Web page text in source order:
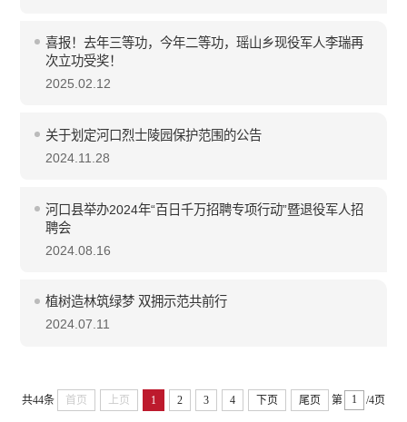
喜报！去年三等功，今年二等功，瑶山乡现役军人李瑞再
次立功受奖！
2025.02.12
关于划定河口烈士陵园保护范围的公告
2024.11.28
河口县举办2024年“百日千万招聘专项行动”暨退役军人招
聘会
2024.08.16
植树造林筑绿梦 双拥示范共前行
2024.07.11
共44条 首页 上页 1 2 3 4 下页 尾页 第 /4页